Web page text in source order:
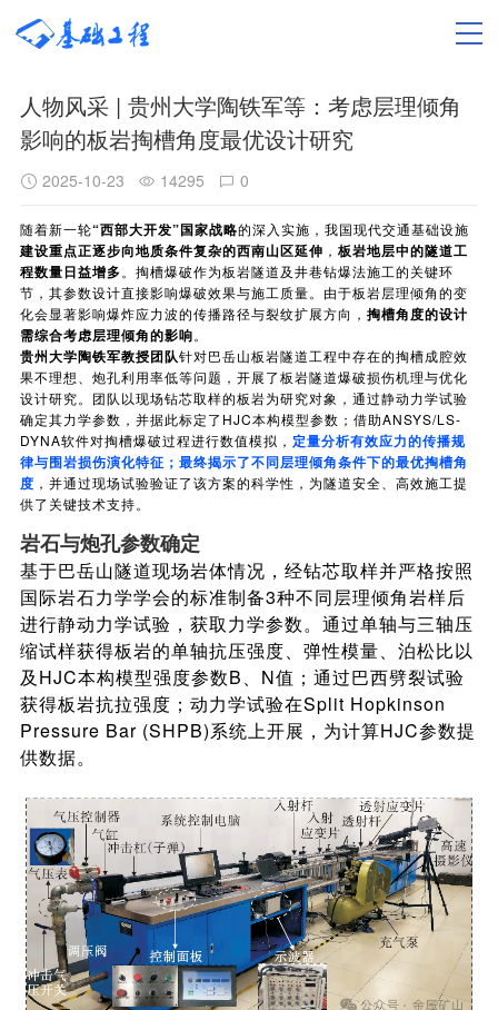
人物风采 | 贵州大学陶铁军等：考虑层理倾角
影响的板岩掏槽角度最优设计研究
2025-10-23 14295 0
随着新一轮“西部大开发”国家战略的深入实施，我国现代交通基础设施
建设重点正逐步向地质条件复杂的西南山区延伸 ， 板岩地层中的隧道工
程数量日益增多。掏槽爆破作为板岩隧道及井巷钻爆法施工的关键环
节，其参数设计直接影响爆破效果与施工质量。由于板岩层理倾角的变
化会显著影响爆炸应力波的传播路径与裂纹扩展方向， 掏槽角度的设计
需综合考虑层理倾角的影响。
贵州大学陶铁军教授团队针对巴岳山板岩隧道工程中存在的掏槽成腔效
果不理想、炮孔利用率低等问题，开展了板岩隧道爆破损伤机理与优化
设计研究。团队以现场钻芯取样的板岩为研究对象，通过静动力学试验
确定其力学参数，并据此标定了 HJC本构模型参数；借助ANSYS/LS-
DYNA软件对掏槽爆破过程进行数值模拟， 定量分析有效应力的传播规
律与围岩损伤演化特征；最终揭示了不同层理倾角条件下的最优掏槽角
度 ，并通过现场试验验证了该方案的科学性，为隧道安全、高效施工提
供了关键技术支持。
岩石与炮孔参数确定
基于巴岳山隧道现场岩体情况，经钻芯取样并严格按照
国际岩石力学学会的标准制备3种不同层理倾角岩样后
进行静动力学试验，获取力学参数。通过单轴与三轴压
缩试样获得板岩的单轴抗压强度、弹性模量、泊松比以
及HJC本构模型强度参数B、N值；通过巴西劈裂试验
获得板岩抗拉强度；动力学试验在Split Hopkinson
Pressure Bar (SHPB)系统上开展，为计算HJC参数提
供数据。